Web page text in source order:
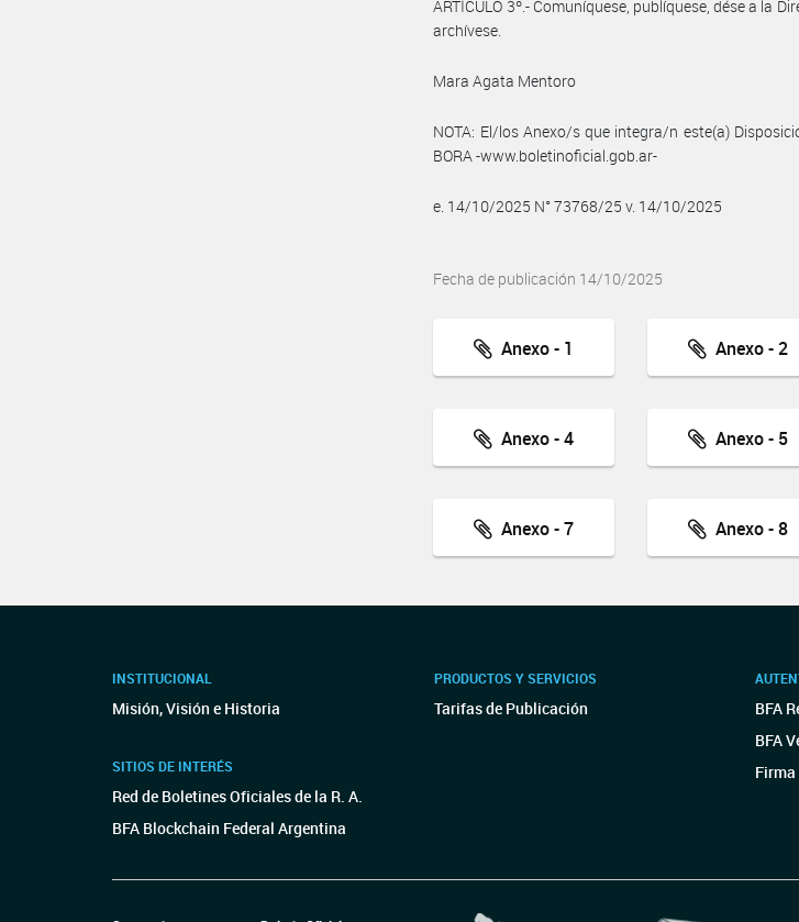
ARTÍCULO 3º.- Comuníquese, publíquese, dése a la
archívese.
Mara Agata Mentoro
NOTA: El/los Anexo/s que integra/n este(a)
BORA -www.boletinoficial.gob.ar-
e. 14/10/2025 N° 73768/25 v. 14/10/2025
Fecha de publicación 14/10/2025
Anexo - 1 Anexo - 2
Anexo - 4 Anexo - 5
Anexo - 7 Anexo - 8
INSTITUCIONAL
Misión, Visión e Historia
SITIOS DE INTERÉS
Red de Boletines Oficiales de la R. A.
BFA Blockchain Federal Argentina
PRODUCTOS Y SERVICIOS
Tarifas de Publicación
BFA
BFA